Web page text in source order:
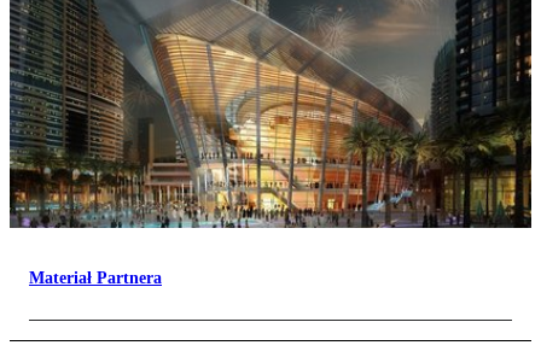
Materiał Partnera